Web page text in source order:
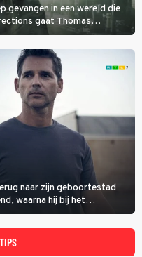
gevangen in een wereld die
gaat Thomas
naar zijn geboortestad
waarna hij bij het
begint te vermoeden